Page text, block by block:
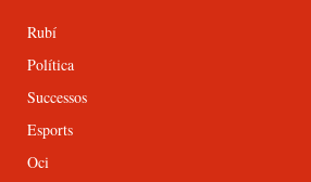
Rubí
Política
Successos
Esports
Oci